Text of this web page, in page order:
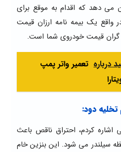
می دهد که اقدام به موقع برای
واقع یک بیمه نامه ارزان قیمت
قیمت خودروی شما است.
درباره‌ تعمیر واتر پمپ
تخلیه دود:
کردم، احتراق ناقص باعث
سیلندر می شود. این بنزین خام